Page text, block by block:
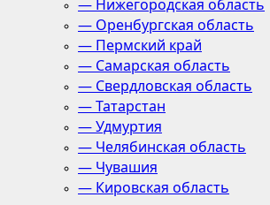
— Нижегородская область
— Оренбургская область
— Пермский край
— Самарская область
— Свердловская область
— Татарстан
— Удмуртия
— Челябинская область
— Чувашия
— Кировская область